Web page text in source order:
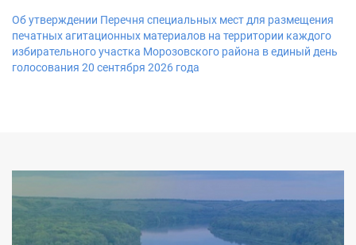
Об утверждении Перечня специальных мест для размещения
печатных агитационных материалов на территории каждого
избирательного участка Морозовского района в единый день
голосования 20 сентября 2026 года